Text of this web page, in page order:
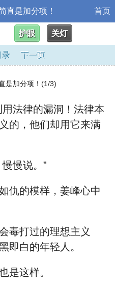
直是加分项！ 首页
护眼 关灯
录 下一页
是加分项！(1/3)
法律的漏洞！法律本
的，他们却用它来满
慢说。”
仇的模样，姜峰心中
毒打过的理想主义
即白的年轻人。
是这样。